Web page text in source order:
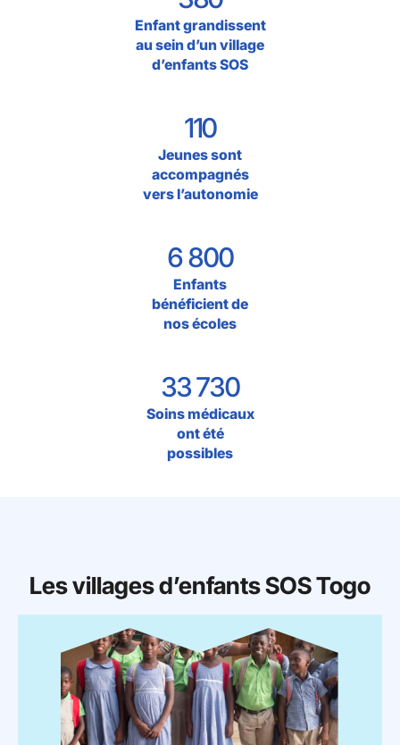
Enfant grandissent
au sein d’un village
d’enfants SOS
110
Jeunes sont
accompagnés
vers l’autonomie
6 800
Enfants
bénéficient de
nos écoles
33 730
Soins médicaux
ont été
possibles
Les villages d’enfants SOS Togo